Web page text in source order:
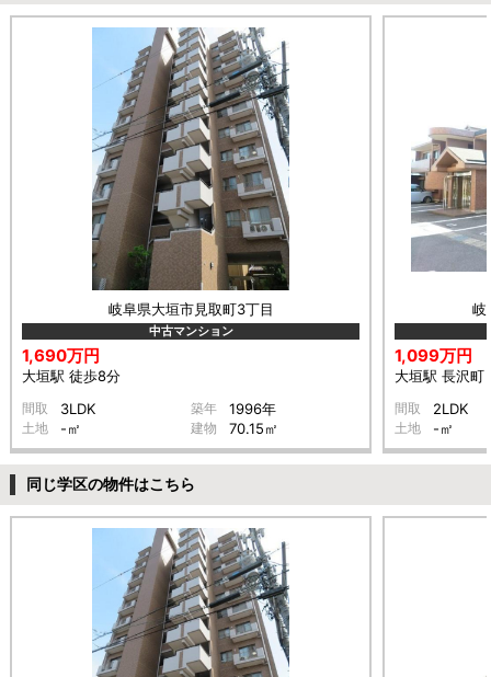
岐阜県大垣市見取町3丁目
中古マンション
1,690万円
大垣駅 徒歩8分
間取 3LDK 築年 1996年
土地 -㎡ 建物 70.15㎡
岐
1,099万円
大垣駅 長沢町
間取 2LDK
土地 -㎡
同じ学区の物件はこちら